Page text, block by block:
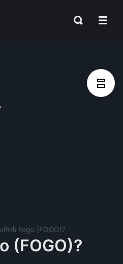
Fogo (FOGO)?
(FOGO)?